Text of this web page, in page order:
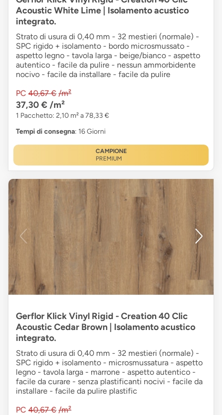
Acoustic White Lime | Isolamento acustico
integrato.
Strato di usura di 0,40 mm - 32 mestieri (normale) -
SPC rigido + isolamento - bordo microsmussato -
aspetto legno - tavola larga - beige/bianco - aspetto
autentico - facile da pulire - nessun ammorbidente
nocivo - facile da installare - facile da pulire
PC 40,67 € /m²
37,30 € /m²
1 Pacchetto: 2,10 m² a 78,33 €
Tempi di consegna: 16 Giorni
CAMPIONE
PREMIUM
Gerflor Klick Vinyl Rigid - Creation 40 Clic
Acoustic Cedar Brown | Isolamento acustico
integrato.
Strato di usura di 0,40 mm - 32 mestieri (normale) -
SPC rigido + isolamento - microsmussatura - aspetto
legno - tavola larga - marrone - aspetto autentico -
facile da curare - senza plastificanti nocivi - facile da
installare - facile da pulire plastific
PC 40,67 € /m²